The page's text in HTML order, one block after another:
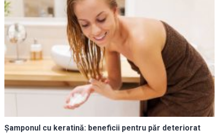
Șamponul cu keratină: beneficii pentru păr deteriorat